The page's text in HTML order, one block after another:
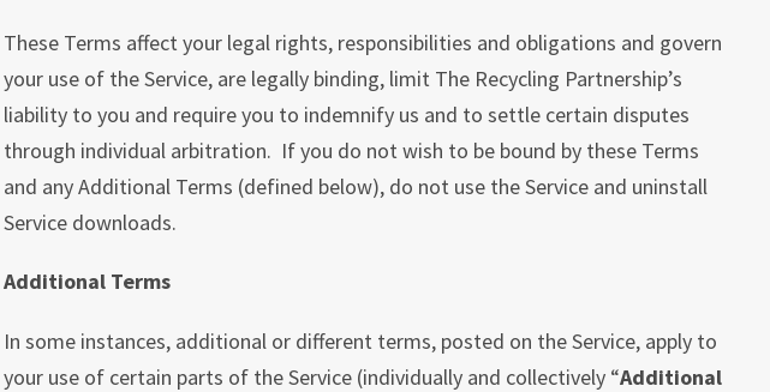
These Terms affect your legal rights, responsibilities and obligations and govern
your use of the Service, are legally binding, limit The Recycling Partnership’s
liability to you and require you to indemnify us and to settle certain disputes
through individual arbitration. If you do not wish to be bound by these Terms
and any Additional Terms (defined below), do not use the Service and uninstall
Service downloads.
Additional Terms
In some instances, additional or different terms, posted on the Service, apply to
your use of certain parts of the Service (individually and collectively “Additional